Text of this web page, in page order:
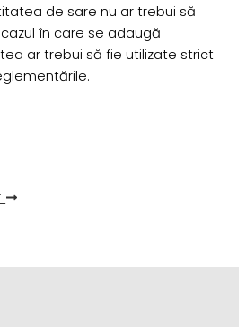
de sare nu ar trebui să
în care se adaugă
ar trebui să fie utilizate strict